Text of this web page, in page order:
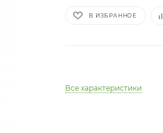
В ИЗБРАННОЕ
Все характеристики